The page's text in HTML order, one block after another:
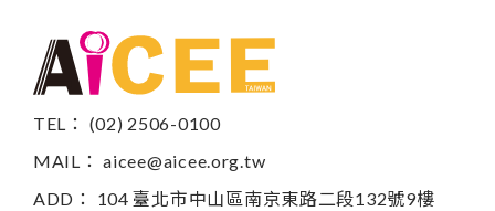
TEL： (02) 2506-0100
MAIL：aicee@aicee.org.tw
ADD： 104 臺北市中山區南京東路二段132號9樓